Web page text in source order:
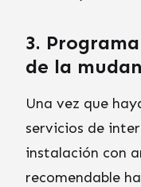
3.
de la
Una vez que
servicios de
instalación con
recomendable